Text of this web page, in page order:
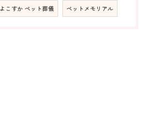
よこすか ペット葬儀 ペットメモリアル